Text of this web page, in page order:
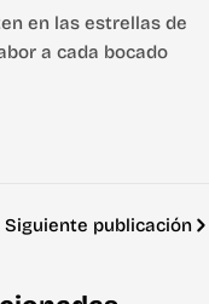
en las estrellas de
a cada bocado
Siguiente publicación